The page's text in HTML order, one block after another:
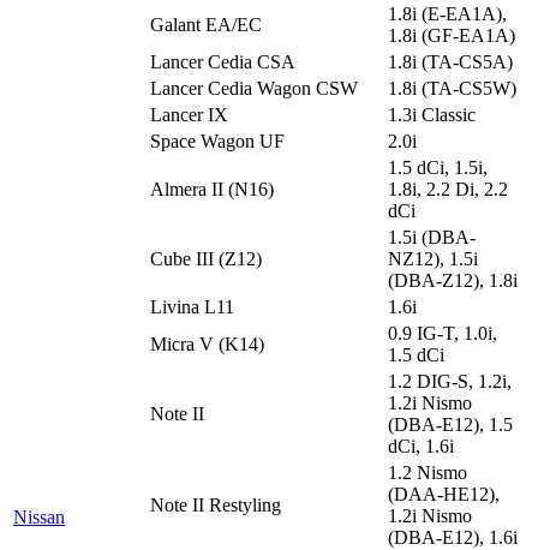
Galant EA/EC
1.8i (E-EA1A),
1.8i (GF-EA1A)
Lancer Cedia CSA
1.8i (TA-CS5A)
Lancer Cedia Wagon CSW
1.8i (TA-CS5W)
Lancer IX
1.3i Classic
Space Wagon UF
2.0i
Nissan
Almera II (N16)
1.5 dCi, 1.5i,
1.8i, 2.2 Di, 2.2
dCi
Cube III (Z12)
1.5i (DBA-
NZ12), 1.5i
(DBA-Z12), 1.8i
Livina L11
1.6i
Micra V (K14)
0.9 IG-T, 1.0i,
1.5 dCi
Note II
1.2 DIG-S, 1.2i,
1.2i Nismo
(DBA-E12), 1.5
dCi, 1.6i
Note II Restyling
1.2 Nismo
(DAA-HE12),
1.2i Nismo
(DBA-E12), 1.6i